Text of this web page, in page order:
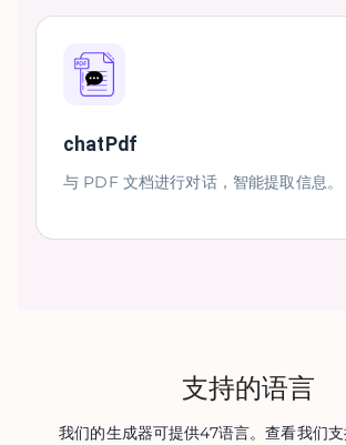
chatPdf
与 PDF 文档进行对话，智能提取信息。
支持的语言
我们的生成器可提供47语言。查看我们